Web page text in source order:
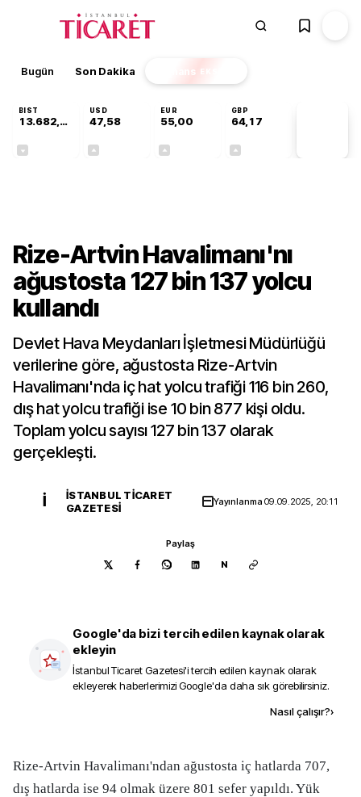
Bugün Son Dakika Finans EKSTRA
BIST
13.682,84
USD
47,58
EUR
55,00
GBP
64,17
Rize-Artvin Havalimanı'nı
ağustosta 127 bin 137 yolcu
kullandı
Devlet Hava Meydanları İşletmesi Müdürlüğü
verilerine göre, ağustosta Rize-Artvin
Havalimanı'nda iç hat yolcu trafiği 116 bin 260,
dış hat yolcu trafiği ise 10 bin 877 kişi oldu.
Toplam yolcu sayısı 127 bin 137 olarak
gerçekleşti.
İ
İSTANBUL TICARET
GAZETESI
Yayınlanma09.09.2025, 20:11
Paylaş
N
Google'da bizi tercih edilen kaynak olarak
ekleyin
İstanbul Ticaret Gazetesi'i tercih edilen kaynak olarak
ekleyerek haberlerimizi Google'da daha sık görebilirsiniz.
Nasıl çalışır?›
Rize-Artvin Havalimanı'ndan ağustosta iç hatlarda 707,
dış hatlarda ise 94 olmak üzere 801 sefer yapıldı. Yük